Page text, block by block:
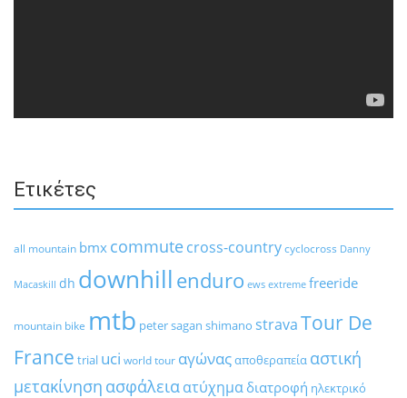
Ετικέτες
all mountain bmx commutecross-countrycyclocross Danny
Macaskill dh downhill enduro ews extreme freeride
mountain bike mtb peter sagan shimano stravaTour De
France trial uci world tour αγώναςαποθεραπεία αστική
μετακίνηση ασφάλειαατύχημα διατροφή ηλεκτρικό